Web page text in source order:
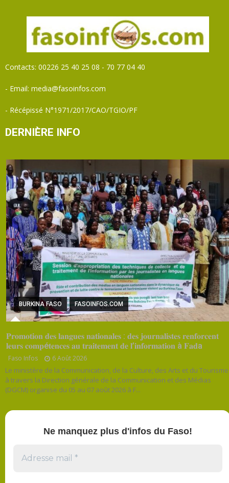
Contacts: 00226 25 40 25 08 - 70 77 04 40
- Email: media@fasoinfos.com
- Récépissé N°1971/2017/CAO/TGIO/PF
DERNIÈRE INFO
BURKINA FASO FASOINFOS.COM
𝐏𝐫𝐨𝐦𝐨𝐭𝐢𝐨𝐧 𝐝𝐞𝐬 𝐥𝐚𝐧𝐠𝐮𝐞𝐬 𝐧𝐚𝐭𝐢𝐨𝐧𝐚𝐥𝐞𝐬 : 𝐝𝐞𝐬 𝐣𝐨𝐮𝐫𝐧𝐚𝐥𝐢𝐬𝐭𝐞𝐬 𝐫𝐞𝐧𝐟𝐨𝐫𝐜𝐞𝐧𝐭
𝐥𝐞𝐮𝐫𝐬 𝐜𝐨𝐦𝐩é𝐭𝐞𝐧𝐜𝐞𝐬 𝐚𝐮 𝐭𝐫𝐚𝐢𝐭𝐞𝐦𝐞𝐧𝐭 𝐝𝐞 𝐥’𝐢𝐧𝐟𝐨𝐫𝐦𝐚𝐭𝐢𝐨𝐧 à 𝐅𝐚𝐝a
Faso Infos 6 Août 2026
Le ministère de la Communication, de la Culture, des Arts et du Tourisme
à travers la Direction générale de la Communication et des Médias
(DGCM) organise du 05 au 07 août 2026 à F...
Ne manquez plus d'infos du Faso!